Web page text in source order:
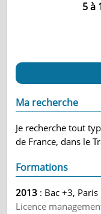
5 à
Ma recherche
Je recherche tout
de France, dans le
Formations
2013 : Bac +3, Paris
Licence